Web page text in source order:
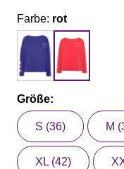
Farbe: rot
Größe:
S (36) M
XL (42)